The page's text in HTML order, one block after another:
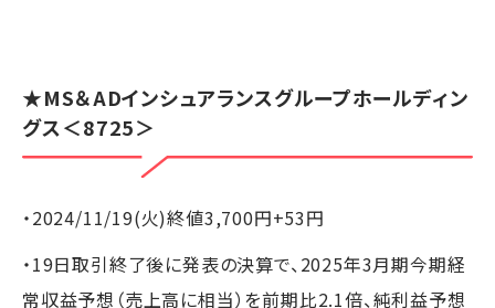
★MS＆ADインシュアランスグループホールディン
グス＜8725＞
・2024/11/19(火)終値3,700円+53円
・19日取引終了後に発表の決算で、2025年3月期今期経
常収益予想（売上高に相当）を前期比2.1倍、純利益予想